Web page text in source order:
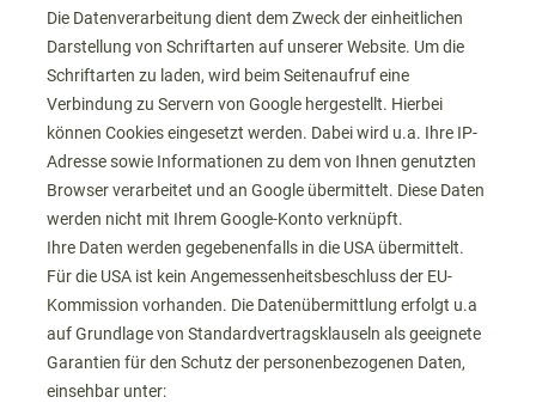
Die Datenverarbeitung dient dem Zweck der einheitlichen
Darstellung von Schriftarten auf unserer Website. Um die
Schriftarten zu laden, wird beim Seitenaufruf eine
Verbindung zu Servern von Google hergestellt. Hierbei
können Cookies eingesetzt werden. Dabei wird u.a. Ihre IP-
Adresse sowie Informationen zu dem von Ihnen genutzten
Browser verarbeitet und an Google übermittelt. Diese Daten
werden nicht mit Ihrem Google-Konto verknüpft.
Ihre Daten werden gegebenenfalls in die USA übermittelt.
Für die USA ist kein Angemessenheitsbeschluss der EU-
Kommission vorhanden. Die Datenübermittlung erfolgt u.a
auf Grundlage von Standardvertragsklauseln als geeignete
Garantien für den Schutz der personenbezogenen Daten,
einsehbar unter: